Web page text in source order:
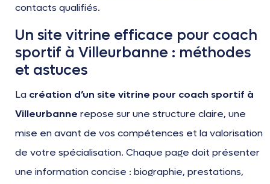
contacts qualifiés.
Un site vitrine efficace pour coach
sportif à Villeurbanne : méthodes
et astuces
La création d’un site vitrine pour coach sportif à
Villeurbanne repose sur une structure claire, une
mise en avant de vos compétences et la valorisation
de votre spécialisation. Chaque page doit présenter
une information concise : biographie, prestations,